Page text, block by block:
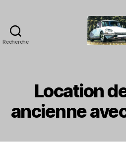
Recherche
-
Location
ancienne